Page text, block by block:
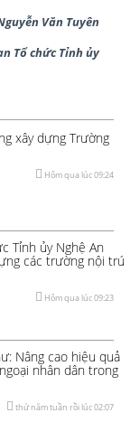
Văn Tuyên
Tổ chức Tỉnh ủy
xây dựng Trường
Hôm qua lúc 09:24
Tỉnh ủy Nghệ An
các trường nội trú
Hôm qua lúc 09:23
Nâng cao hiệu quả
nhân dân trong
thứ năm tuần rồi lúc 02:07